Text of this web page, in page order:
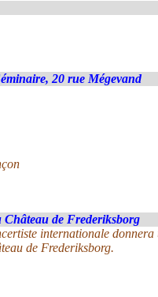
20 rue Mégevand
Château de Frederiksborg
internationale
de Frederiksborg.